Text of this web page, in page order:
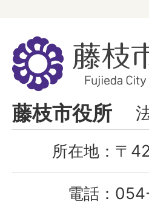
藤
枝
市
Fujieda
City
藤枝市役所
所在地： 〒
電話：